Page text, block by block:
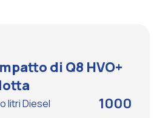
di Q8 HVO+
litri Diesel 1000